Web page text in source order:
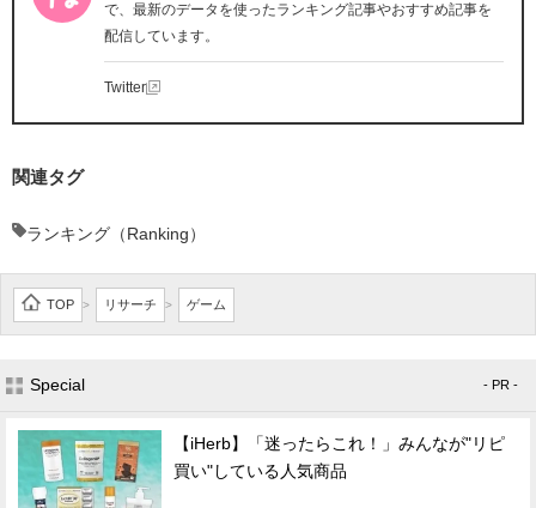
で、最新のデータを使ったランキング記事やおすすめ記事を
配信しています。
Twitter
関連タグ
ランキング（Ranking）
TOP > リサーチ > ゲーム
Special - PR -
【iHerb】「迷ったらこれ！」みんなが"リピ
買い"している人気商品